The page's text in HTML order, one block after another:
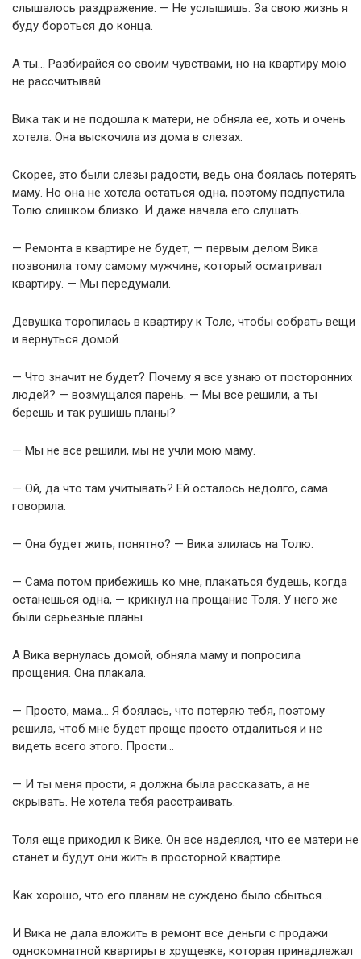
слышалось раздражение. — Не услышишь. За свою жизнь я
буду бороться до конца.
А ты… Разбирайся со своим чувствами, но на квартиру мою
не рассчитывай.
Вика так и не подошла к матери, не обняла ее, хоть и очень
хотела. Она выскочила из дома в слезах.
Скорее, это были слезы радости, ведь она боялась потерять
маму. Но она не хотела остаться одна, поэтому подпустила
Толю слишком близко. И даже начала его слушать.
— Ремонта в квартире не будет, — первым делом Вика
позвонила тому самому мужчине, который осматривал
квартиру. — Мы передумали.
Девушка торопилась в квартиру к Толе, чтобы собрать вещи
и вернуться домой.
— Что значит не будет? Почему я все узнаю от посторонних
людей? — возмущался парень. — Мы все решили, а ты
берешь и так рушишь планы?
— Мы не все решили, мы не учли мою маму.
— Ой, да что там учитывать? Ей осталось недолго, сама
говорила.
— Она будет жить, понятно? — Вика злилась на Толю.
— Сама потом прибежишь ко мне, плакаться будешь, когда
останешься одна, — крикнул на прощание Толя. У него же
были серьезные планы.
А Вика вернулась домой, обняла маму и попросила
прощения. Она плакала.
— Просто, мама… Я боялась, что потеряю тебя, поэтому
решила, чтоб мне будет проще просто отдалиться и не
видеть всего этого. Прости…
— И ты меня прости, я должна была рассказать, а не
скрывать. Не хотела тебя расстраивать.
Толя еще приходил к Вике. Он все надеялся, что ее матери не
станет и будут они жить в просторной квартире.
Как хорошо, что его планам не суждено было сбыться…
И Вика не дала вложить в ремонт все деньги с продажи
однокомнатной квартиры в хрущевке, которая принадлежал